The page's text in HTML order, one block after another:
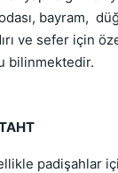
bayram,
ve sefer için
bilinmektedir.
padişahlar